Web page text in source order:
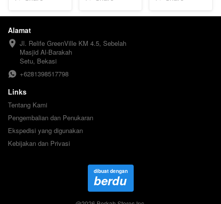
Alamat
Jl. Relife GreenVille KM 4.5, Sebelah
Masjid Al-Barakah
Setu, Bekasi
+6281398517798
Links
Tentang Kami
Pengembalian dan Penukaran
Ekspedisi yang digunakan
Kebijakan dan Privasi
dibuat dengan
berdu